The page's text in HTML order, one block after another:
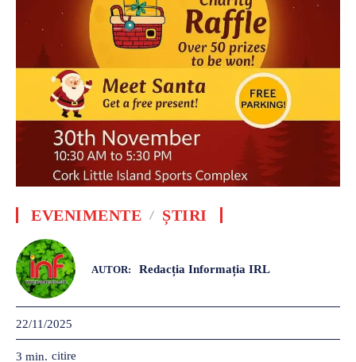
EVENIMENTE ȘTIRI
AUTOR: Redacția Informația IRL
22/11/2025
3 min. citire